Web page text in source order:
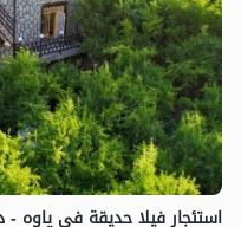
استئجار فيلا حديقة في پاوه -